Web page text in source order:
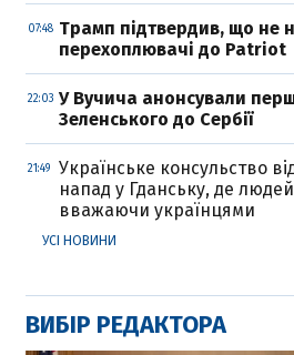
07:48 Трамп підтвердив, що не
перехоплювачі до Patriot
22:03 У Вучича анонсували
Зеленського до Сербії
21:49
Українське консульство
напад у Гданську, де
вважаючи українцями
УСІ НОВИНИ
ВИБІР РЕДАКТОРА